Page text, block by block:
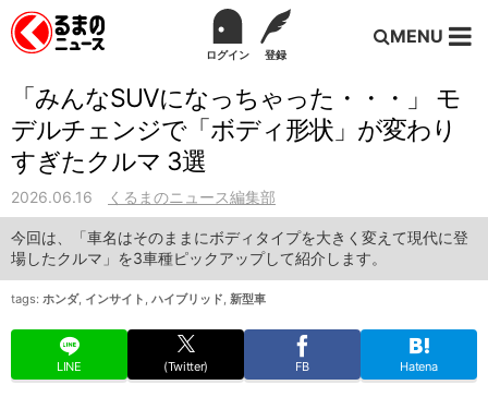
ログイン 登録
MENU
「みんなSUVになっちゃった・・・」 モ
デルチェンジで「ボディ形状」が変わり
すぎたクルマ 3選
2026.06.16 くるまのニュース編集部
今回は、「車名はそのままにボディタイプを大きく変えて現代に登
場したクルマ」を3車種ピックアップして紹介します。
tags: ホンダ, インサイト , ハイブリッド, 新型車
LINE (Twitter) FB Hatena